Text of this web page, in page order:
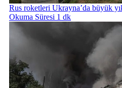
Rus roketleri Ukrayna’da büyük
Okuma Süresi 1 dk